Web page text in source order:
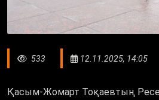
533 12.11.2025, 14:05
Қасым-Жомарт Тоқаевтың